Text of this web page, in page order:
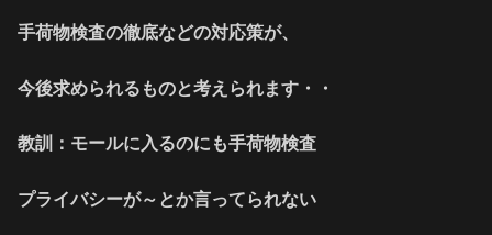
手荷物検査の徹底などの対応策が、
今後求められるものと考えられます・・
教訓：モールに入るのにも手荷物検査
プライバシーが～とか言ってられない